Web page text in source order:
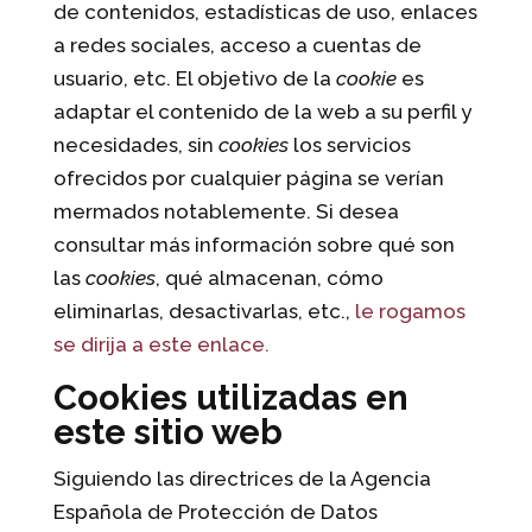
de contenidos, estadísticas de uso, enlaces
a redes sociales, acceso a cuentas de
usuario, etc. El objetivo de la cookiees
adaptar el contenido de la web a su perfil y
necesidades, sin cookieslos servicios
ofrecidos por cualquier página se verían
mermados notablemente. Si desea
consultar más información sobre qué son
las cookies, qué almacenan, cómo
eliminarlas, desactivarlas, etc., le rogamos
se dirija a este enlace.
Cookies utilizadas en
este sitio web
Siguiendo las directrices de la Agencia
Española de Protección de Datos